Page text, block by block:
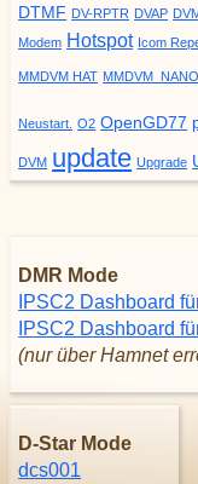
DTMF DV-RPTR DVAP
Modem Hotspot Icom
MMDVM HAT
Neustart. O2 OpenGD77
DVM update Upgrade
DMR Mode
IPSC2 Dashboard
IPSC2 Dashboard
(nur über Hamnet
D-Star Mode
dcs001